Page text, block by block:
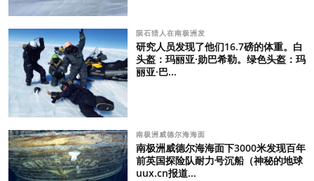
陨石猎人在南极洲发
研究人员发现了他们16.7磅的体重。白
头盔：玛丽亚·勋巴希勒。绿色头盔：玛
丽亚·巴...
南极洲威德尔海海面
南极洲威德尔海海面下3000米发现百年
前英国探险队耐力号沉船（神秘的地球
uux.cn报道...